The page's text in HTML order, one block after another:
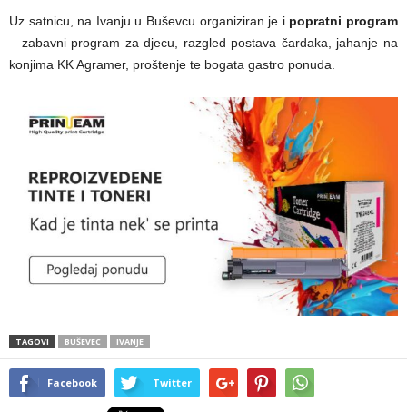
Uz satnicu, na Ivanju u Buševcu organiziran je i popratni program
– zabavni program za djecu, razgled postava čardaka, jahanje na
konjima KK Agramer, proštenje te bogata gastro ponuda.
TAGOVI BUŠEVEC IVANJE
Facebook Twitter